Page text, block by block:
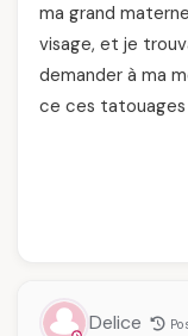
ma grand
visage, et je
demander à ma
ce ces tatouages
Delice